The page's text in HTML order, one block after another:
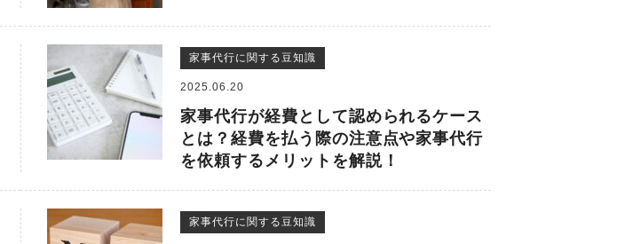
家事代行に関する豆知識
2025.06.20
家事代行が経費として認められるケース
とは？経費を払う際の注意点や家事代行
を依頼するメリットを解説！
家事代行に関する豆知識